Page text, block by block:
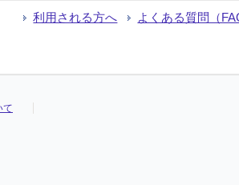
利用される方へ よくある質問（
て